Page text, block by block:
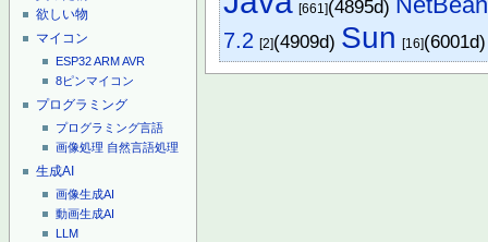
欲しい物
マイコン
ESP32ARMAVR
8ピンマイコン
プログラミング
プログラミング言語
画像処理 自然言語処理
生成AI
画像生成AI
動画生成AI
LLM
[661](4895d)
7.2 [2](4909d) Sun [16](6001d)